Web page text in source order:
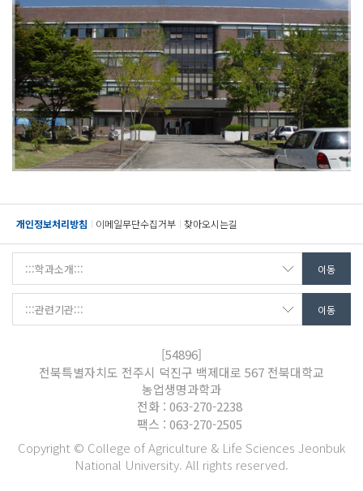
개인정보처리방침 이메일무단수집거부 찾아오시는길
[54896]
전북특별자치도 전주시 덕진구 백제대로 567 전북대학교
농업생명과학과
전화 : 063-270-2238
팩스 : 063-270-2505
Copyright © College of Agriculture & Life Sciences Jeonbuk
National University. All rights reserved.